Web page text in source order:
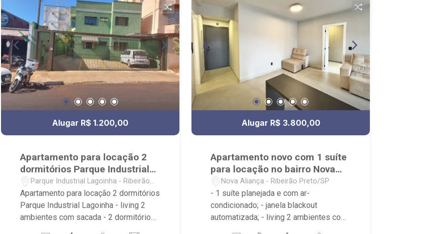
localizado na Professor João Fiusa
esquina com Presidente Vargas. -
muito próximo Burguer King,
supermercado Assaí, Bancos do Brasil,
Santander e Caixa.
Alugar R$ 1.200,00
Apartamento para locação 2
dormitórios Parque Industrial
Lagoinha
Parque Industrial Lagoinha - Ribeirão
Preto/SP
Apartamento para locação 2 dormitórios
Parque Industrial Lagoinha - living 2
ambientes com sacada - 2 dormitórios
Alugar R$ 3.800,00
Apartamento novo com 1 suíte
para locação no bairro Nova
Aliança
Nova Aliança - Ribeirão Preto/SP
- 1 suíte planejada e com ar-
condicionado; - janela blackout
automatizada; - living 2 ambientes com